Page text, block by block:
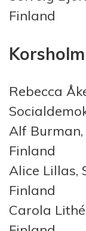
Finland
Korsholm
Rebecca
Alf
Finland
Alice Lillas,
Finland
Carola